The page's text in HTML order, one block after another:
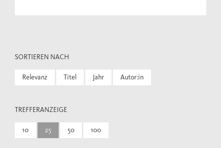
SORTIEREN NACH
Relevanz Titel Jahr Autor:in
TREFFERANZEIGE
10 25 50 100